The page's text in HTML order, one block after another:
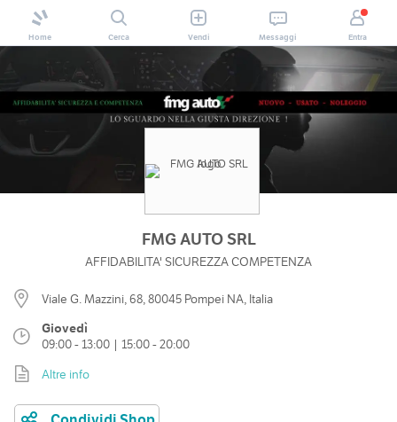
Home Cerca Vendi Messaggi Entra
FMG AUTO SRL
AFFIDABILITA' SICUREZZA COMPETENZA
Viale G. Mazzini, 68, 80045 Pompei NA, Italia
Giovedì
09:00 - 13:00 | 15:00 - 20:00
Altre info